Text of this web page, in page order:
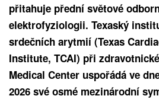
přitahuje přední světové
elektrofyziologii. Texaský
srdečních arytmií (Texas
Institute, TCAI) při
Medical Center uspořádá ve
2026 své osmé mezinárodní